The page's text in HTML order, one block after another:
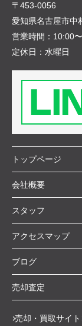
〒453-0056
愛知県名古屋市中
営業時間： 10:00
定休日： 水曜日
トップページ
会社概要
スタッフ
アクセスマップ
ブログ
売却査定
売却・買取サイト